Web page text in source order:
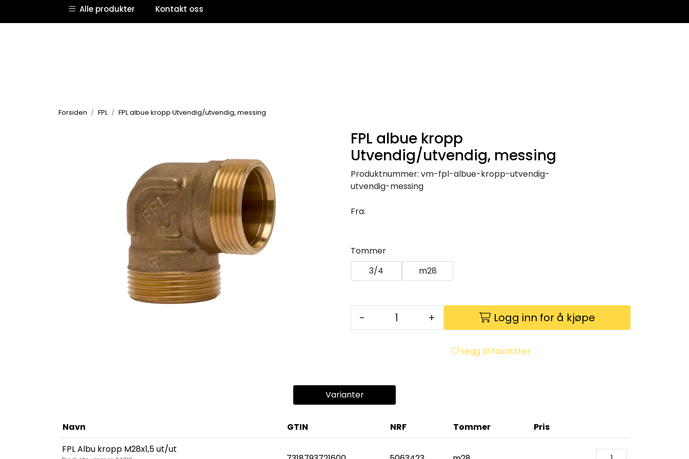
Skip to main contentAlle produkter Kontakt oss
Forsiden FPL FPL albue kropp Utvendig/utvendig, messing
FPL albue kropp
Utvendig/utvendig, messing
Produktnummer: vm-fpl-albue-kropp-utvendig-
utvendig-messing
Fra:
Tommer
3/4
m28
- + Logg inn for å kjøpe
Legg til favoritter
Varianter
Navn GTIN NRF Tommer
Pris
FPL Albu kropp M28x1,5 ut/ut